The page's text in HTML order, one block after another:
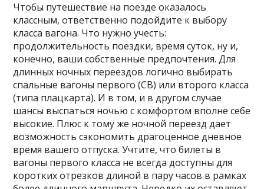
Чтобы путешествие на поезде оказалось
классным, ответственно подойдите к выбору
класса вагона. Что нужно учесть:
продолжительность поездки, время суток, ну и,
конечно, ваши собственные предпочтения. Для
длинных ночных переездов логично выбирать
спальные вагоны первого (СВ) или второго класса
(типа плацкарта). И в том, и в другом случае
шансы выспаться ночью с комфортом вполне себе
высокие. Плюс к тому же ночной переезд дает
возможность сэкономить драгоценное дневное
время вашего отпуска. Учтите, что билеты в
вагоны первого класса не всегда доступны для
коротких отрезков длиной в пару часов в рамках